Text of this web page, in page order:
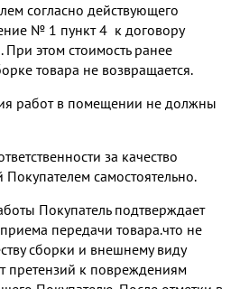
согласно действующего
№ 1 пункт 4 к договору
этом стоимость ранее
товара не возвращается.
работ в помещении не должны
за качество
самостоятельно.
Покупатель подтверждает
передачи товара.что не
сборки и внешнему виду
претензий к повреждениям